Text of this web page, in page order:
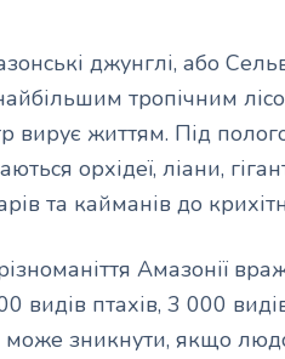
джунглі, або
тропічним
вирує життям. Під
орхідеї, ліани,
та кайманів до
Амазонії
видів птахів, 3 000
може зникнути, якщо